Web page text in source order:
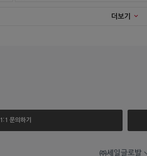
더보기
1:1 문의하기
㈜세일글로발